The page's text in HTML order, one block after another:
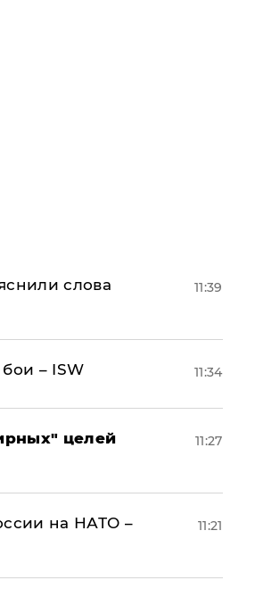
слова
11:39
– ISW 11:34
целей
11:27
на НАТО –
11:21